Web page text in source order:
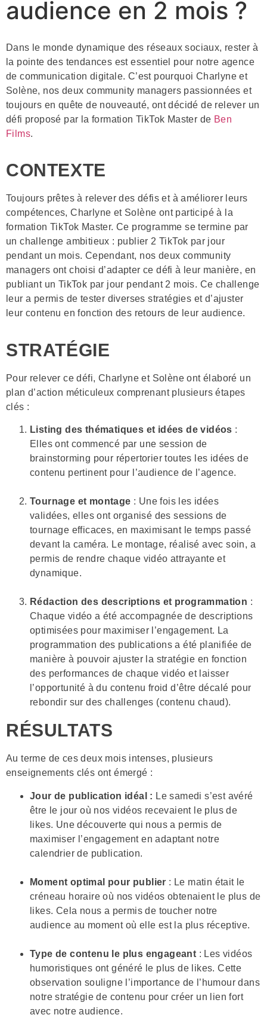
audience en 2 mois ?
Dans le monde dynamique des réseaux sociaux, rester à
la pointe des tendances est essentiel pour notre agence
de communication digitale. C’est pourquoi Charlyne et
Solène, nos deux community managers passionnées et
toujours en quête de nouveauté, ont décidé de relever un
défi proposé par la formation TikTok Master de Ben
Films.
CONTEXTE
Toujours prêtes à relever des défis et à améliorer leurs
compétences, Charlyne et Solène ont participé à la
formation TikTok Master. Ce programme se termine par
un challenge ambitieux : publier 2 TikTok par jour
pendant un mois. Cependant, nos deux community
managers ont choisi d’adapter ce défi à leur manière, en
publiant un TikTok par jour pendant 2 mois. Ce challenge
leur a permis de tester diverses stratégies et d’ajuster
leur contenu en fonction des retours de leur audience.
STRATÉGIE
Pour relever ce défi, Charlyne et Solène ont élaboré un
plan d’action méticuleux comprenant plusieurs étapes
clés :
Listing des thématiques et idées de vidéos :
Elles ont commencé par une session de
brainstorming pour répertorier toutes les idées de
contenu pertinent pour l’audience de l’agence.
Tournage et montage : Une fois les idées
validées, elles ont organisé des sessions de
tournage efficaces, en maximisant le temps passé
devant la caméra. Le montage, réalisé avec soin, a
permis de rendre chaque vidéo attrayante et
dynamique.
Rédaction des descriptions et programmation :
Chaque vidéo a été accompagnée de descriptions
optimisées pour maximiser l’engagement. La
programmation des publications a été planifiée de
manière à pouvoir ajuster la stratégie en fonction
des performances de chaque vidéo et laisser
l’opportunité à du contenu froid d’être décalé pour
rebondir sur des challenges (contenu chaud).
RÉSULTATS
Au terme de ces deux mois intenses, plusieurs
enseignements clés ont émergé :
Jour de publication idéal : Le samedi s’est avéré
être le jour où nos vidéos recevaient le plus de
likes. Une découverte qui nous a permis de
maximiser l’engagement en adaptant notre
calendrier de publication.
Moment optimal pour publier : Le matin était le
créneau horaire où nos vidéos obtenaient le plus de
likes. Cela nous a permis de toucher notre
audience au moment où elle est la plus réceptive.
Type de contenu le plus engageant : Les vidéos
humoristiques ont généré le plus de likes. Cette
observation souligne l’importance de l’humour dans
notre stratégie de contenu pour créer un lien fort
avec notre audience.